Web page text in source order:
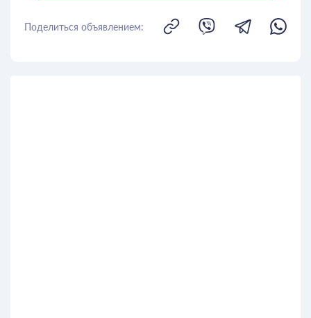
Поделиться объявлением: